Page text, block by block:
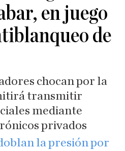
en juego
de
chocan por la
transmitir
mediante
privados
la presión por